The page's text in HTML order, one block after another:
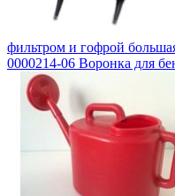
фильтром и гофрой
0000214-06 Воронка для